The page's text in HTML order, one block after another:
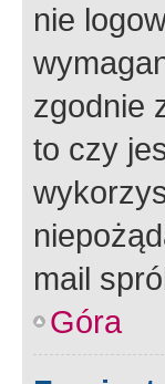
nie
zgodnie
to czy
mail
Góra